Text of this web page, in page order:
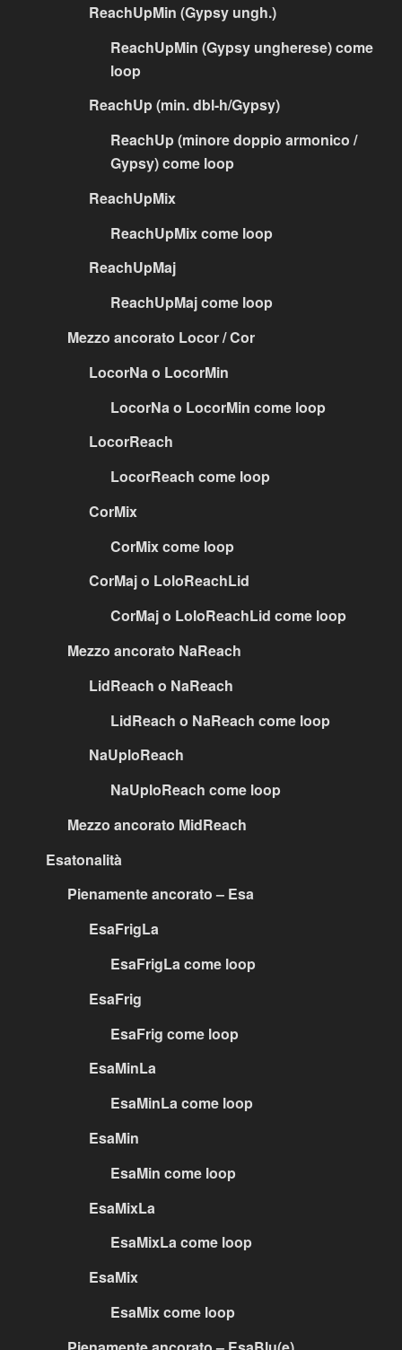
ReachUpMin (Gypsy ungh.)
ReachUpMin (Gypsy ungherese) come
loop
ReachUp (min. dbl-h/Gypsy)
ReachUp (minore doppio armonico /
Gypsy) come loop
ReachUpMix
ReachUpMix come loop
ReachUpMaj
ReachUpMaj come loop
Mezzo ancorato Locor / Cor
LocorNa o LocorMin
LocorNa o LocorMin come loop
LocorReach
LocorReach come loop
CorMix
CorMix come loop
CorMaj o LoloReachLid
CorMaj o LoloReachLid come loop
Mezzo ancorato NaReach
LidReach o NaReach
LidReach o NaReach come loop
NaUploReach
NaUploReach come loop
Mezzo ancorato MidReach
Esatonalità
Pienamente ancorato – Esa
EsaFrigLa
EsaFrigLa come loop
EsaFrig
EsaFrig come loop
EsaMinLa
EsaMinLa come loop
EsaMin
EsaMin come loop
EsaMixLa
EsaMixLa come loop
EsaMix
EsaMix come loop